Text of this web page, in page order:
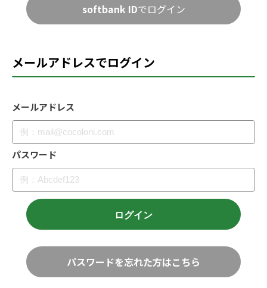
softbank IDでログイン
メールアドレスでログイン
メールアドレス
パスワード
パスワードを忘れた方はこちら